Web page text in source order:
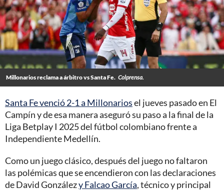
Millonarios reclama a árbitro vs Santa Fe. Colprensa.
Santa Fe venció 2-1 a Millonariosel jueves pasado en El
Campín y de esa manera aseguró su paso a la final de la
Liga Betplay I 2025 del fútbol colombiano frente a
Independiente Medellín.
Como un juego clásico, después del juego no faltaron
las polémicas que se encendieron con las declaraciones
de David Gonzálezy Falcao García, técnico y principal